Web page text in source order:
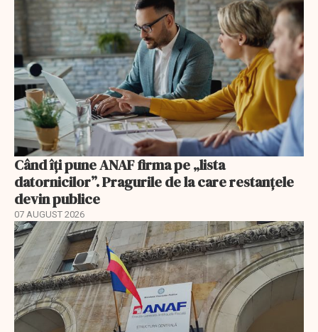
Când îți pune ANAF firma pe „lista
datornicilor”. Pragurile de la care restanțele
devin publice
07 AUGUST 2026